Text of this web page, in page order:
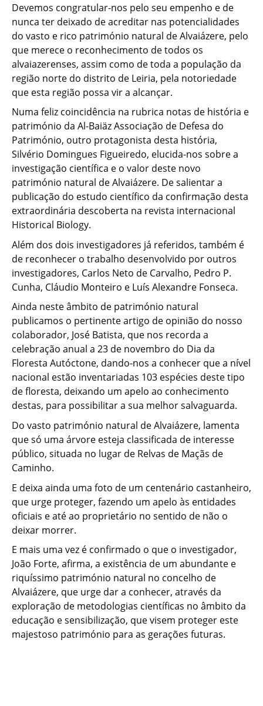
Devemos congratular-nos pelo seu empenho e de
nunca ter deixado de acreditar nas potencialidades
do vasto e rico património natural de Alvaiázere, pelo
que merece o reconhecimento de todos os
alvaiazerenses, assim como de toda a população da
região norte do distrito de Leiria, pela notoriedade
que esta região possa vir a alcançar.
Numa feliz coincidência na rubrica notas de história e
património da Al-Baiäz Associação de Defesa do
Património, outro protagonista desta história,
Silvério Domingues Figueiredo, elucida-nos sobre a
investigação científica e o valor deste novo
património natural de Alvaiázere. De salientar a
publicação do estudo científico da confirmação desta
extraordinária descoberta na revista internacional
Historical Biology.
Além dos dois investigadores já referidos, também é
de reconhecer o trabalho desenvolvido por outros
investigadores, Carlos Neto de Carvalho, Pedro P.
Cunha, Cláudio Monteiro e Luís Alexandre Fonseca.
Ainda neste âmbito de património natural
publicamos o pertinente artigo de opinião do nosso
colaborador, José Batista, que nos recorda a
celebração anual a 23 de novembro do Dia da
Floresta Autóctone, dando-nos a conhecer que a nível
nacional estão inventariadas 103 espécies deste tipo
de floresta, deixando um apelo ao conhecimento
destas, para possibilitar a sua melhor salvaguarda.
Do vasto património natural de Alvaiázere, lamenta
que só uma árvore esteja classificada de interesse
público, situada no lugar de Relvas de Maçãs de
Caminho.
E deixa ainda uma foto de um centenário castanheiro,
que urge proteger, fazendo um apelo às entidades
oficiais e até ao proprietário no sentido de não o
deixar morrer.
E mais uma vez é confirmado o que o investigador,
João Forte, afirma, a existência de um abundante e
riquíssimo património natural no concelho de
Alvaiázere, que urge dar a conhecer, através da
exploração de metodologias científicas no âmbito da
educação e sensibilização, que visem proteger este
majestoso património para as gerações futuras.